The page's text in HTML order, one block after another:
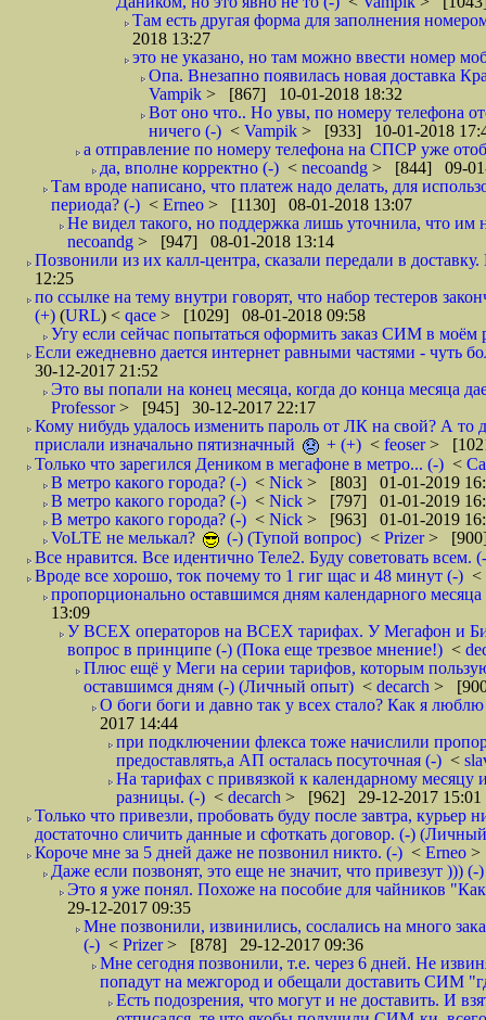
Там есть другая форма для заполнения
2018 13:27
это не указано, но там можно ввести номер
Опа. Внезапно появилась новая доставка
Vampik > [867] 10-01-2018 18:32
Вот оно что.. Но увы, по номеру телефона
ничего (-) < Vampik > [933] 10-01-2018
а отправление по номеру телефона на СПСР уже
да, вполне корректно (-) < necoandg > [844] 09-01-
Там вроде написано, что платеж надо делать, для
периода? (-) < Erneo > [1130] 08-01-2018 13:07
Не видел такого, но поддержка лишь уточнила, что
necoandg > [947] 08-01-2018 13:14
Позвонили из их калл-центра, сказали передали в
12:25
по ссылке на тему внутри говорят, что набор тестеров
(+) (URL) < qace > [1029] 08-01-2018 09:58
Угу если сейчас попытаться оформить заказ СИМ в моём
Если ежедневно дается интернет равными частями - чуть
30-12-2017 21:52
Это вы попали на конец месяца, когда до конца месяца
Professor> [945] 30-12-2017 22:17
Кому нибудь удалось изменить пароль от ЛК на свой? А то
прислали изначально пятизначный
+ (+) < feoser>
Только что зарегился Деником в мегафоне в метро... (-) <
В метро какого города? (-) < Nick > [803] 01-01-2019
В метро какого города? (-) < Nick > [797] 01-01-2019
В метро какого города? (-) < Nick > [963] 01-01-2019
VoLTE не мелькал?
(-) (Тупой вопрос) < Prizer>
Все нравится. Все идентично Теле2. Буду советовать всем.
Вроде все хорошо, ток почему то 1 гиг щас и 48 минут (-) <
пропорционально оставшимся дням календарного
13:09
У ВСЕХ операторов на ВСЕХ тарифах. У Мегафон и Би
вопрос в принципе (-) (Пока еще трезвое мнение!) <
Плюс ещё у Меги на серии тарифов, которым
оставшимся дням (-) (Личный опыт) < decarch >
О боги боги и давно так у всех стало? Как я
2017 14:44
при подключении флекса тоже начислили
предоставлять,а АП осталась посуточная (-) <
На тарифах с привязкой к календарному
разницы. (-) < decarch > [962] 29-12-2017 15:01
Только что привезли, пробовать буду после завтра,
достаточно сличить данные и сфоткать договор. (-)
Короче мне за 5 дней даже не позвонил никто. (-) < Erneo >
Даже если позвонят, это еще не значит, что привезут ))) (-)
Это я уже понял. Похоже на пособие для чайников
29-12-2017 09:35
Мне позвонили, извинились, сослались на много
(-) < Prizer> [878] 29-12-2017 09:36
Мне сегодня позвонили, т.е. через 6 дней. Не
попадут на межгород и обещали доставить СИМ
Есть подозрения, что могут и не доставить. И